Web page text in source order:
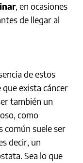
, en ocasiones
de llegar al
de estos
exista cáncer
también un
como
común suele ser
decir, un
Sea lo que